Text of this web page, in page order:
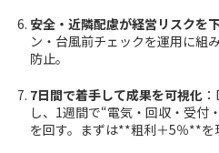
安全・近隣配慮が経営リスクを
ン・台風前チェックを運用に組
防止。
7日間で着手して成果を可視化
し、1週間で“電気・回収・受付
を回す。まずは**粗利＋5％**を